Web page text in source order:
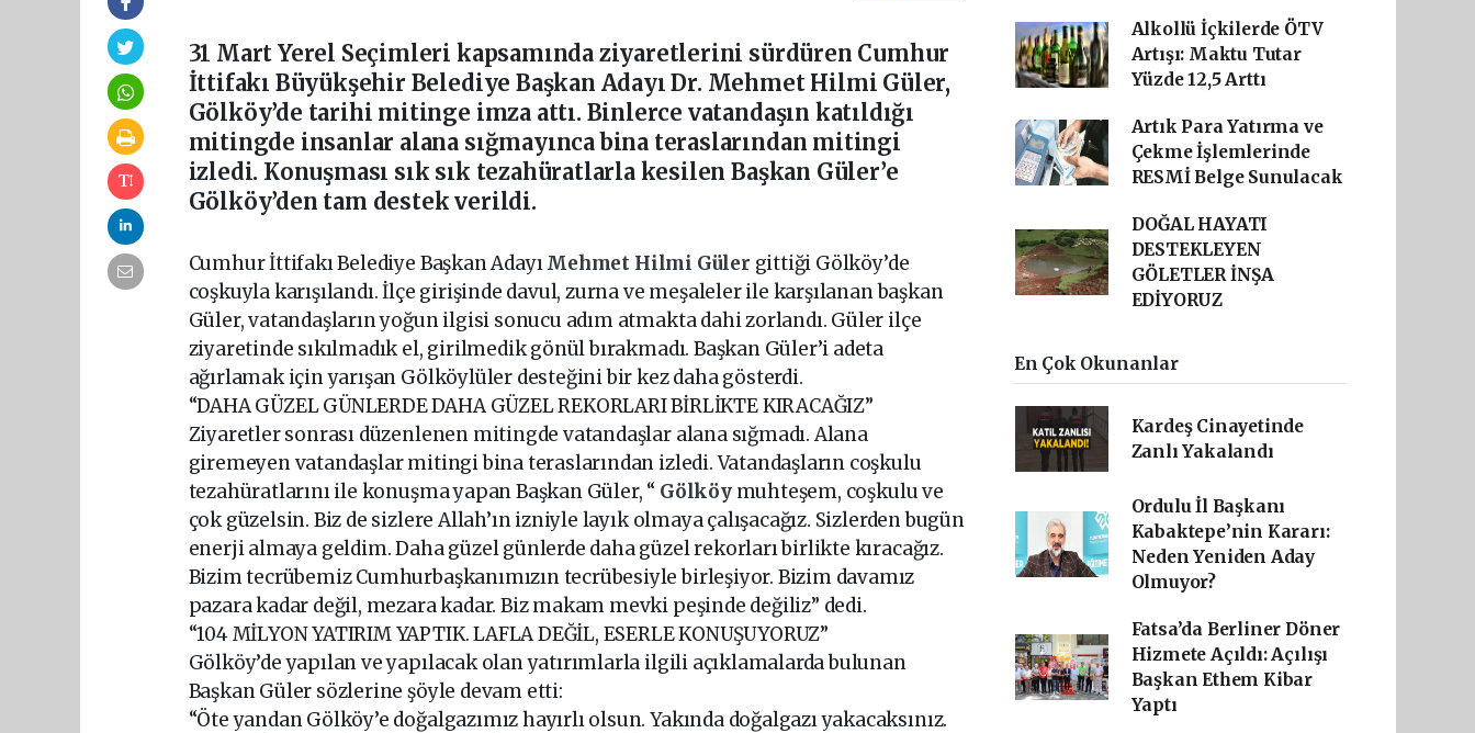
31 Mart Yerel Seçimleri kapsamında ziyaretlerini sürdüren Cumhur
İttifakı Büyükşehir Belediye Başkan Adayı Dr. Mehmet Hilmi Güler,
Gölköy’de tarihi mitinge imza attı. Binlerce vatandaşın katıldığı
mitingde insanlar alana sığmayınca bina teraslarından mitingi
izledi. Konuşması sık sık tezahüratlarla kesilen Başkan Güler’e
Gölköy’den tam destek verildi.
Cumhur İttifakı Belediye Başkan AdayıMehmet Hilmi Güler gittiği Gölköy’de
coşkuyla karışılandı. İlçe girişinde davul, zurna ve meşaleler ile karşılanan başkan
Güler, vatandaşların yoğun ilgisi sonucu adım atmakta dahi zorlandı. Güler ilçe
ziyaretinde sıkılmadık el, girilmedik gönül bırakmadı. Başkan Güler’i adeta
ağırlamak için yarışan Gölköylüler desteğini bir kez daha gösterdi.
“DAHA GÜZEL GÜNLERDE DAHA GÜZEL REKORLARI BİRLİKTE KIRACAĞIZ”
Ziyaretler sonrası düzenlenen mitingde vatandaşlar alana sığmadı. Alana
giremeyen vatandaşlar mitingi bina teraslarından izledi. Vatandaşların coşkulu
tezahüratlarını ile konuşma yapan Başkan Güler, “ Gölköy muhteşem, coşkulu ve
çok güzelsin. Biz de sizlere Allah’ın izniyle layık olmaya çalışacağız. Sizlerden bugün
enerji almaya geldim. Daha güzel günlerde daha güzel rekorları birlikte kıracağız.
Bizim tecrübemiz Cumhurbaşkanımızın tecrübesiyle birleşiyor. Bizim davamız
pazara kadar değil, mezara kadar. Biz makam mevki peşinde değiliz” dedi.
“104 MİLYON YATIRIM YAPTIK. LAFLA DEĞİL, ESERLE KONUŞUYORUZ”
Gölköy’de yapılan ve yapılacak olan yatırımlarla ilgili açıklamalarda bulunan
Başkan Güler sözlerine şöyle devam etti:
“Öte yandan Gölköy’e doğalgazımız hayırlı olsun. Yakında doğalgazı yakacaksınız.
Alkollü İçkilerde ÖTV
Artışı: Maktu Tutar
Yüzde 12,5 Arttı
Artık Para Yatırma ve
Çekme İşlemlerinde
RESMİ Belge Sunulacak
DOĞAL HAYATI
DESTEKLEYEN
GÖLETLER İNŞA
EDİYORUZ
En Çok Okunanlar
Kardeş Cinayetinde
Zanlı Yakalandı
Ordulu İl Başkanı
Kabaktepe’nin Kararı:
Neden Yeniden Aday
Olmuyor?
Fatsa’da Berliner Döner
Hizmete Açıldı: Açılışı
Başkan Ethem Kibar
Yaptı